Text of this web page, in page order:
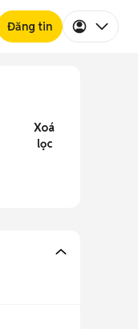
Đăng tin
Xoá
lọc